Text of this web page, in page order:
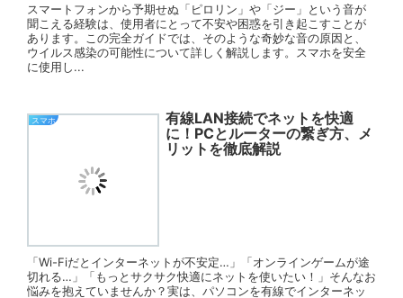
スマートフォンから予期せぬ「ピロリン」や「ジー」という音が
聞こえる経験は、使用者にとって不安や困惑を引き起こすことが
あります。この完全ガイドでは、そのような奇妙な音の原因と、
ウイルス感染の可能性について詳しく解説します。スマホを安全
に使用し...
スマホ
有線LAN接続でネットを快適
に！PCとルーターの繋ぎ方、メ
リットを徹底解説
「Wi-Fiだとインターネットが不安定…」「オンラインゲームが途
切れる…」「もっとサクサク快適にネットを使いたい！」そんなお
悩みを抱えていませんか？実は、パソコンを有線でインターネッ